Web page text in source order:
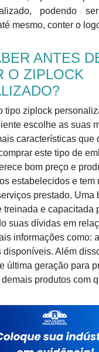
podendo
mesmo, conter o
ANTES
O ZIPLOCK
tipo ziplock
escolhe as suas
características que
este tipo de
bom preço e
estabelecidos e tem
prestado. Uma
treinada e capacitada
suas dívidas em
informações como:
disponíveis. Além
última geração para
produtos com